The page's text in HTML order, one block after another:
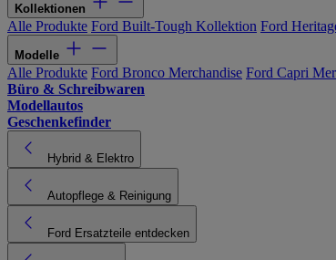
Kollektionen
Alle Produkte Ford Built-Tough Kollektion Ford
Modelle
Alle Produkte Ford Bronco Merchandise Ford Capri
Büro & Schreibwaren
Modellautos
Geschenkefinder
Hybrid & Elektro
Autopflege & Reinigung
Ford Ersatzteile entdecken